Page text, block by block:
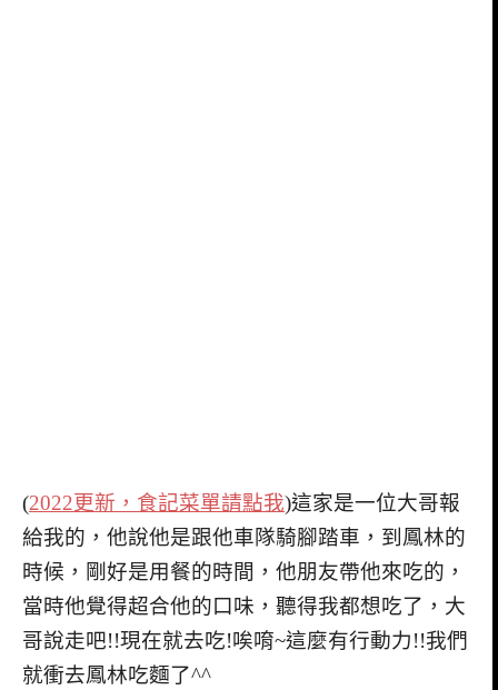
(2022更新，食記菜單請點我)這家是一位大哥報
給我的，他說他是跟他車隊騎腳踏車，到鳳林的
時候，剛好是用餐的時間，他朋友帶他來吃的，
當時他覺得超合他的口味，聽得我都想吃了，大
哥說走吧!!現在就去吃!唉唷~這麼有行動力!!我們
就衝去鳳林吃麵了^^